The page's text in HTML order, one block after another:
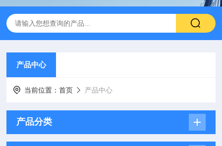
产品中心
当前位置：首页 产品中心
产品分类